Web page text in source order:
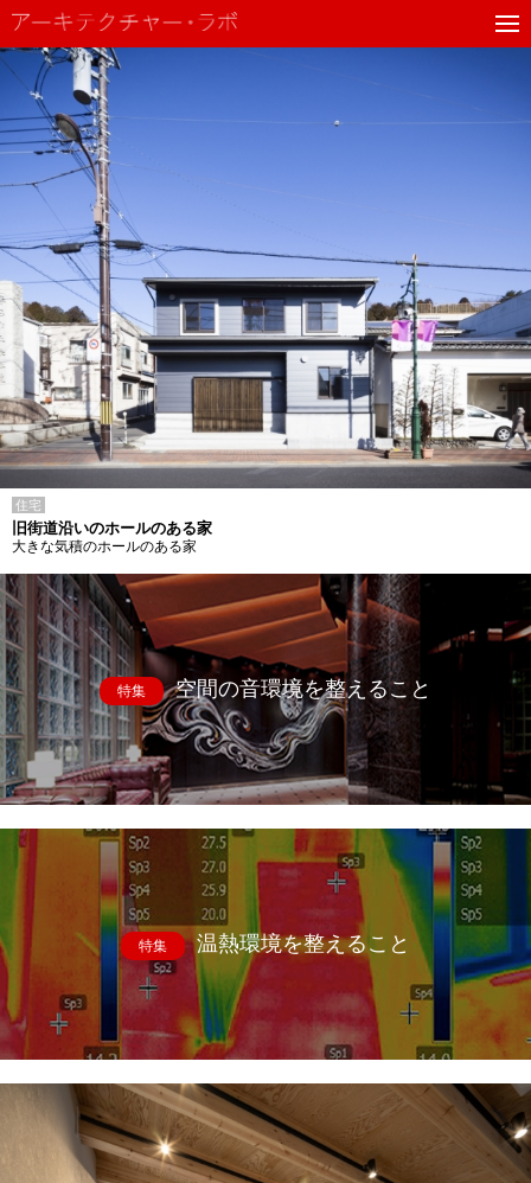
住宅
旧街道沿いのホールのある家
大きな気積のホールのある家
特集 空間の音環境を整えること
特集 温熱環境を整えること